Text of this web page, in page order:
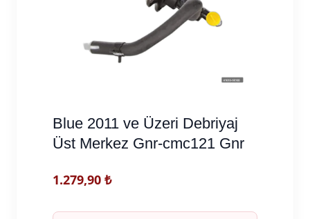
Blue 2011 ve Üzeri Debriyaj
Üst Merkez Gnr-cmc121 Gnr
1.279,90 ₺